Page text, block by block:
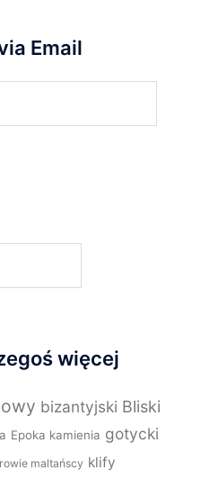
Email
więcej
bizantyjski Bliski
Epoka kamienia gotycki
maltańscy klify